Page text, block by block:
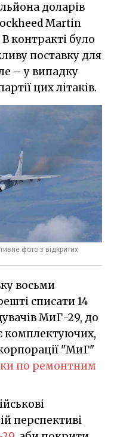
доларів
Martin
контракті було
поставку для
– у випадку
цих літаків.
фото з відкритих
восьми
списати 14
МиГ-29, до
комплектуючих,
"МиГ"
по ремонтним
перспективі